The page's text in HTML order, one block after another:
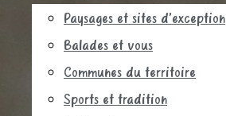
Paysages et sites d’exception
Balades et vous
Communes du territoire
Sports et tradition